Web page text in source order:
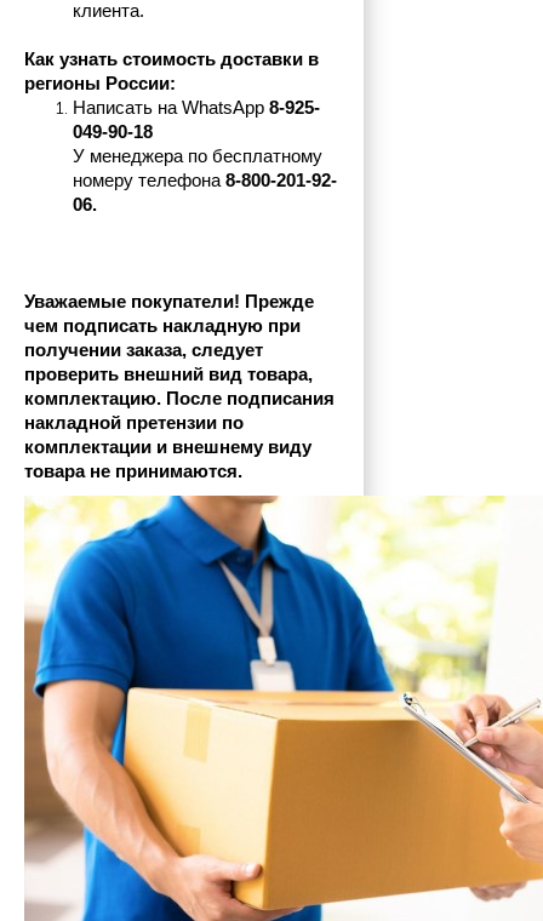
клиента.
Как узнать стоимость доставки в
регионы России:
Написать на WhatsApp 8-925-
049-90-18
У менеджера по бесплатному
номеру телефона 8-800-201-92-
06.
Уважаемые покупатели! Прежде
чем подписать накладную при
получении заказа, следует
проверить внешний вид товара,
комплектацию. После подписания
накладной претензии по
комплектации и внешнему виду
товара не принимаются.